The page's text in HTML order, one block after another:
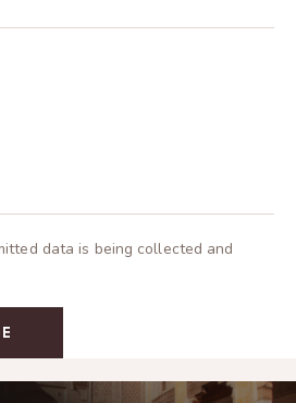
data is being collected and